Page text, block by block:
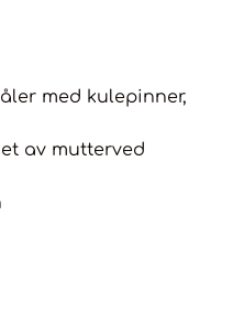
med kulepinner,
av mutterved